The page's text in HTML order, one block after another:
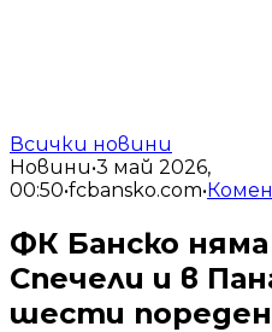
Всички новини
Новини•3 май 2026,
00:50•fcbansko.com•
ФК Банско няма
Спечели и в
шести пореден